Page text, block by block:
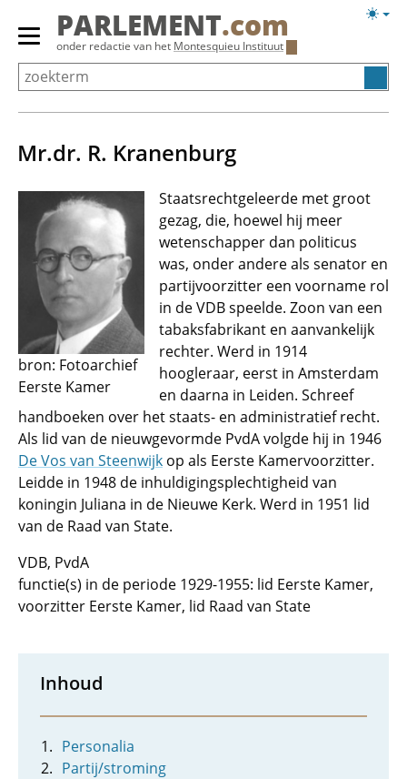
Overslaan
Primair
menu
tonen/verbergen
PARLEMENT.com
onder redactie van het Montesquieu Instituut
Mr.dr. R. Kranenburg
bron: Fotoarchief
Eerste Kamer
Staatsrechtgeleerde met groot
gezag, die, hoewel hij meer
wetenschapper dan politicus
was, onder andere als senator en
partijvoorzitter een voorname rol
in de VDB speelde. Zoon van een
tabaksfabrikant en aanvankelijk
rechter. Werd in 1914
hoogleraar, eerst in Amsterdam
en daarna in Leiden. Schreef
handboeken over het staats- en administratief recht.
Als lid van de nieuwgevormde PvdA volgde hij in 1946
De Vos van Steenwijk op als Eerste Kamervoorzitter.
Leidde in 1948 de inhuldigingsplechtigheid van
koningin Juliana in de Nieuwe Kerk. Werd in 1951 lid
van de Raad van State.
VDB, PvdA
functie(s) in de periode 1929-1955: lid Eerste Kamer,
voorzitter Eerste Kamer, lid Raad van State
Inhoud
Personalia
Partij/stroming